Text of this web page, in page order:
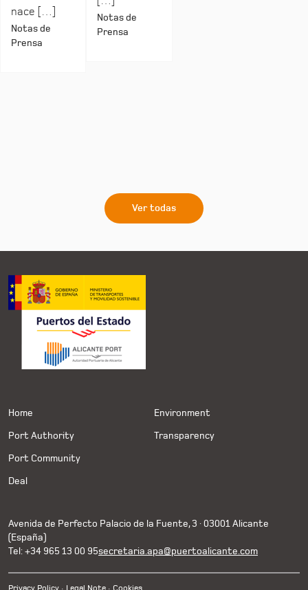
nace […]
Notas de
Prensa
Notas de
Prensa
Ver todas
Home
Port Authority
Port Community
Deal
Environment
Transparency
Avenida de Perfecto Palacio de la Fuente, 3 · 03001 Alicante
(España)
Tel: +34 965 13 00 95secretaria.apa@puertoalicante.com